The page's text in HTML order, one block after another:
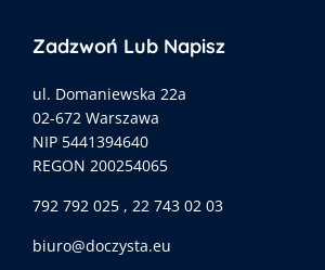
Zadzwoń Lub Napisz
ul. Domaniewska 22a
02-672 Warszawa
NIP 5441394640
REGON 200254065
792 792 025 , 22 743 02 03
biuro@doczysta.eu